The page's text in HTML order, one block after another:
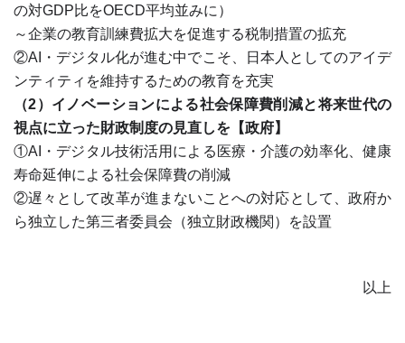
の対GDP比をOECD平均並みに）
～企業の教育訓練費拡大を促進する税制措置の拡充
②AI・デジタル化が進む中でこそ、日本人としてのアイデ
ンティティを維持するための教育を充実
（2）イノベーションによる社会保障費削減と将来世代の
視点に立った財政制度の見直しを【政府】
①AI・デジタル技術活用による医療・介護の効率化、健康
寿命延伸による社会保障費の削減
②遅々として改革が進まないことへの対応として、政府か
ら独立した第三者委員会（独立財政機関）を設置
以上